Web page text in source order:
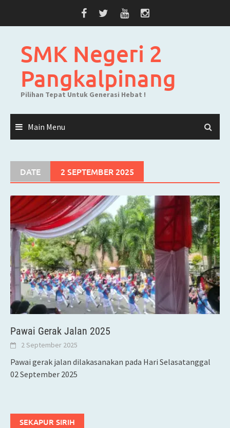
SMK Negeri 2
Pangkalpinang
Pilihan Tepat Untuk Generasi Hebat !
Main Menu
DATE 2 SEPTEMBER 2025
Pawai Gerak Jalan 2025
2 September 2025
Pawai gerak jalan dilakasanakan pada Hari Selasatanggal
02 September 2025
SEKAPUR SIRIH